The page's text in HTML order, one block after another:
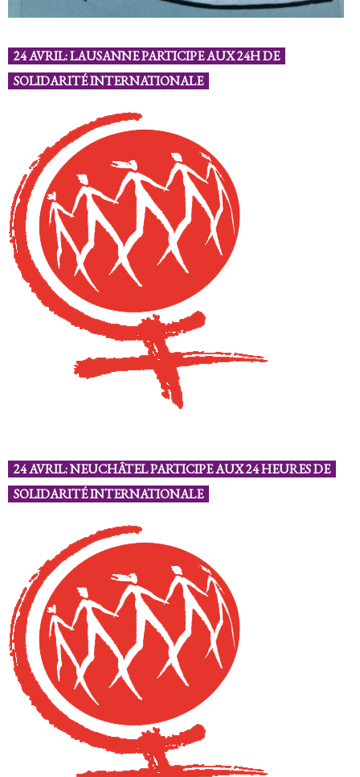
24 AVRIL: LAUSANNE PARTICIPE AUX 24H DE
SOLIDARITÉ INTERNATIONALE
24 AVRIL: NEUCHÂTEL PARTICIPE AUX 24 HEURES DE
SOLIDARITÉ INTERNATIONALE